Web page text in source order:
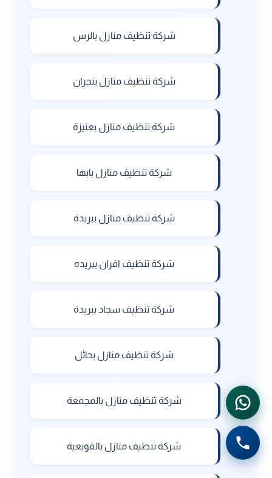
شركة تنظيف منازل بالرس
شركة تنظيف منازل بنجران
شركة تنظيف منازل بعنيزة
شركة تنظيف منازل بابها
شركة تنظيف منازل ببريدة
شركة تنظيف افران ببريده
شركة تنظيف سجاد ببريدة
شركة تنظيف منازل بحائل
شركة تنظيف منازل بالمجمعة
شركة تنظيف منازل بالقويعية